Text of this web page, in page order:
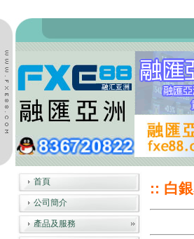
首頁
公司簡介
產品及服務
:: 白